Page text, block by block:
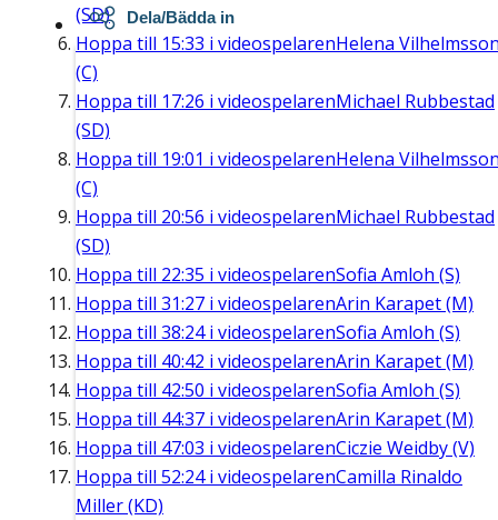
(SD)
Hoppa till 15:33 i videospelarenHelena
(C)
Hoppa till 17:26 i videospelarenMichael Rubbestad
(SD)
Hoppa till 19:01 i videospelarenHelena
(C)
Hoppa till 20:56 i videospelarenMichael Rubbestad
(SD)
Hoppa till 22:35 i videospelarenSofia Amloh (S)
Hoppa till 31:27 i videospelarenArin Karapet (M)
Hoppa till 38:24i videospelarenSofia Amloh (S)
Hoppa till 40:42 i videospelarenArin Karapet (M)
Hoppa till 42:50 i videospelarenSofia Amloh (S)
Hoppa till 44:37 i videospelarenArin Karapet (M)
Hoppa till 47:03 i videospelarenCiczie Weidby (V)
Hoppa till 52:24i videospelarenCamilla Rinaldo
Miller (KD)
Dela/Bädda in